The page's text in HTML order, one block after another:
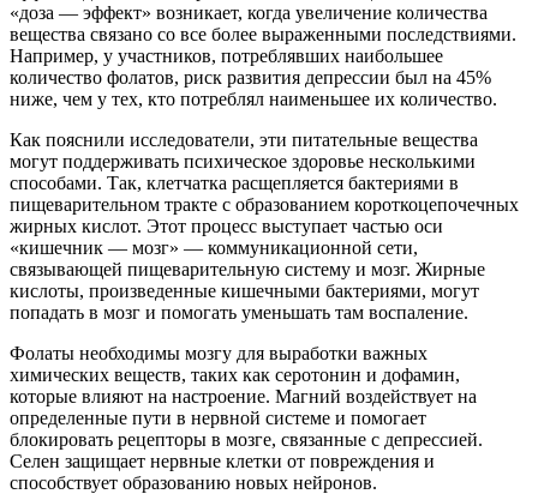
«доза — эффект» возникает, когда увеличение количества
вещества связано со все более выраженными последствиями.
Например, у участников, потреблявших наибольшее
количество фолатов, риск развития депрессии был на 45%
ниже, чем у тех, кто потреблял наименьшее их количество.
Как пояснили исследователи, эти питательные вещества
могут поддерживать психическое здоровье несколькими
способами. Так, клетчатка расщепляется бактериями в
пищеварительном тракте с образованием короткоцепочечных
жирных кислот. Этот процесс выступает частью оси
«кишечник — мозг» — коммуникационной сети,
связывающей пищеварительную систему и мозг. Жирные
кислоты, произведенные кишечными бактериями, могут
попадать в мозг и помогать уменьшать там воспаление.
Фолаты необходимы мозгу для выработки важных
химических веществ, таких как серотонин и дофамин,
которые влияют на настроение. Магний воздействует на
определенные пути в нервной системе и помогает
блокировать рецепторы в мозге, связанные с депрессией.
Селен защищает нервные клетки от повреждения и
способствует образованию новых нейронов.